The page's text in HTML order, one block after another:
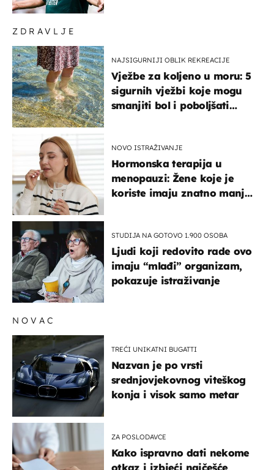
ZDRAVLJE
NAJSIGURNIJI OBLIK REKREACIJE
Vježbe za koljeno u moru: 5
sigurnih vježbi koje mogu
smanjiti bol i poboljšati
NOVO ISTRAŽIVANJE
Hormonska terapija u
menopauzi: Žene koje je
koriste imaju znatno manji
STUDIJA NA GOTOVO 1.900 OSOBA
Ljudi koji redovito rade ovo
imaju “mlađi” organizam,
pokazuje istraživanje
NOVAC
TREĆI UNIKATNI BUGATTI
Nazvan je po vrsti
srednjovjekovnog viteškog
konja i visok samo metar
ZA POSLODAVCE
Kako ispravno dati nekome
otkaz i izbjeći najčešće